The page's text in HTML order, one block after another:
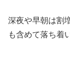
深夜や早朝は割
も含めて落ち着